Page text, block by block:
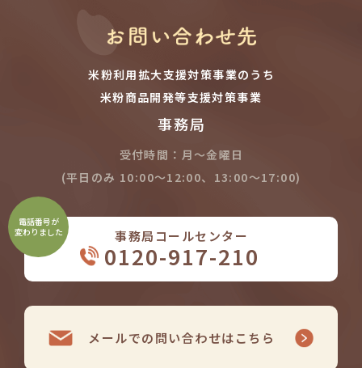
米粉利用拡大支援対策事業のうち
米粉商品開発等支援対策事業
事務局
受付時間：月～金曜日
(平日のみ 10:00～12:00、13:00～17:00)
電話番号が
変わりました
事務局コールセンター
0120-917-210
メールでの問い合わせはこちら